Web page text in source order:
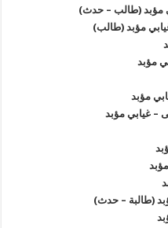
مؤبد (طالب – حدث)
مؤبد (طالب)
مؤبد
مؤبد
غيابي مؤبد
(طالبة – حدث)